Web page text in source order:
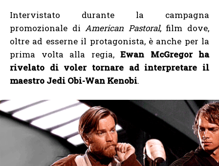
Intervistato durante la campagna
promozionale diAmerican Pastoral, film dove,
oltre ad esserne il protagonista, è anche per la
prima volta alla regia, Ewan McGregor ha
rivelato di voler tornare ad interpretare il
maestro Jedi Obi-Wan Kenobi.